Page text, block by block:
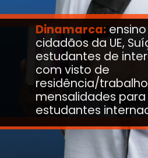
Dinamarca:
cidadãos da UE,
estudantes de
com visto de
residência/
mensalidades
estudantes